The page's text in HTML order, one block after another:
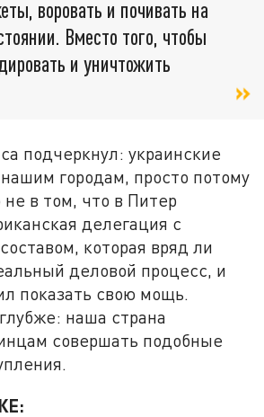
воровать и почивать на
Вместо того, чтобы
и уничтожить
подчеркнул: украинские
городам, просто потому
не в том, что в Питер
делегация с
которая вряд ли
деловой процесс, и
показать свою мощь.
наша страна
совершать подобные